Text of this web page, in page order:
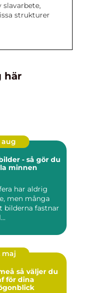
slavarbete,
strukturer
här
aug
- så gör du
minnen
har aldrig
men många
bilderna fastnar
maj
du
för dina